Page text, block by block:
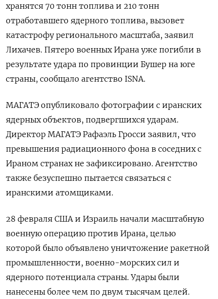
хранятся 70 тонн топлива и 210 тонн
отработавшего ядерного топлива, вызовет
катастрофу регионального масштаба, заявил
Лихачев. Пятеро военных Ирана уже погибли в
результате удара по провинции Бушер на юге
страны, сообщало агентство ISNA.
МАГАТЭ опубликовало фотографии с иранских
ядерных объектов, подвергшихся ударам.
Директор МАГАТЭ Рафаэль Гросси заявил, что
превышения радиационного фона в соседних с
Ираном странах не зафиксировано. Агентство
также безуспешно пытается связаться с
иранскими атомщиками.
28 февраля США и Израиль начали масштабную
военную операцию против Ирана, целью
которой было объявлено уничтожение ракетной
промышленности, военно-морских сил и
ядерного потенциала страны. Удары были
нанесены более чем по двум тысячам целей.